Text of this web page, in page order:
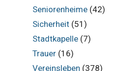
Seniorenheime(42)
Sicherheit(51)
Stadtkapelle(7)
Trauer(16)
Vereinsleben (378)